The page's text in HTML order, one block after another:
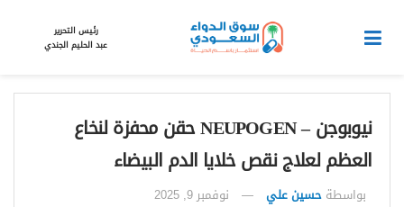
رئيس التحرير
عبد الحليم الجندي
نيوبوجن – NEUPOGEN حقن محفزة لنخاع
العظم لعلاج نقص خلايا الدم البيضاء
بواسطة حسين علي نوفمبر 9, 2025